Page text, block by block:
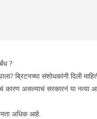
?
ब्रिटनच्या संशोधकांनी दिली
कारण असल्याचं सरकारनं या
अधिक आहे.